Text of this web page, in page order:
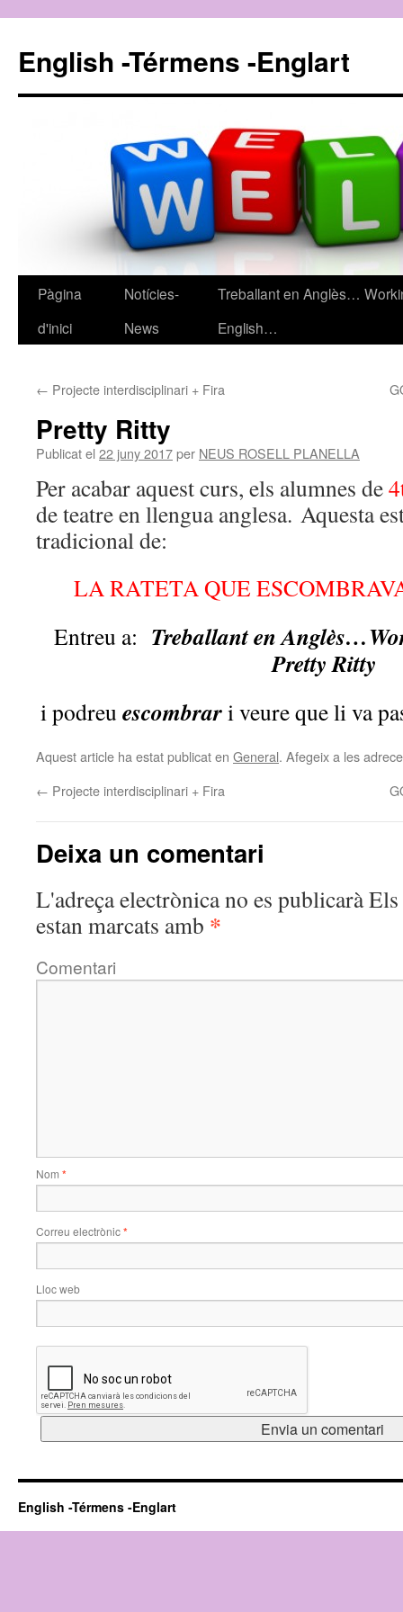
English -Térmens -Englart
Vés
Pàgina
d'inici
Notícies-
News
Treballant en Anglès…
English…
← Projecte interdisciplinari + Fira
Pretty Ritty
Publicat el 22 juny 2017per NEUS ROSELL PLANELLA
Per acabar aquest curs, els alumnes de
de teatre en llengua anglesa. Aquesta
tradicional de:
LA RATETA QUE
Entreu a: Treballant en
Pretty Ritty
i podreu escombrari veure que li va
Aquest article ha estat publicat en General. Afegeix a les
← Projecte interdisciplinari + Fira
Deixa un comentari
L'adreça electrònica no es publicaràEls
estan marcats amb *
Comentari
Nom *
Correu electrònic*
Lloc web
English -Térmens -Englart